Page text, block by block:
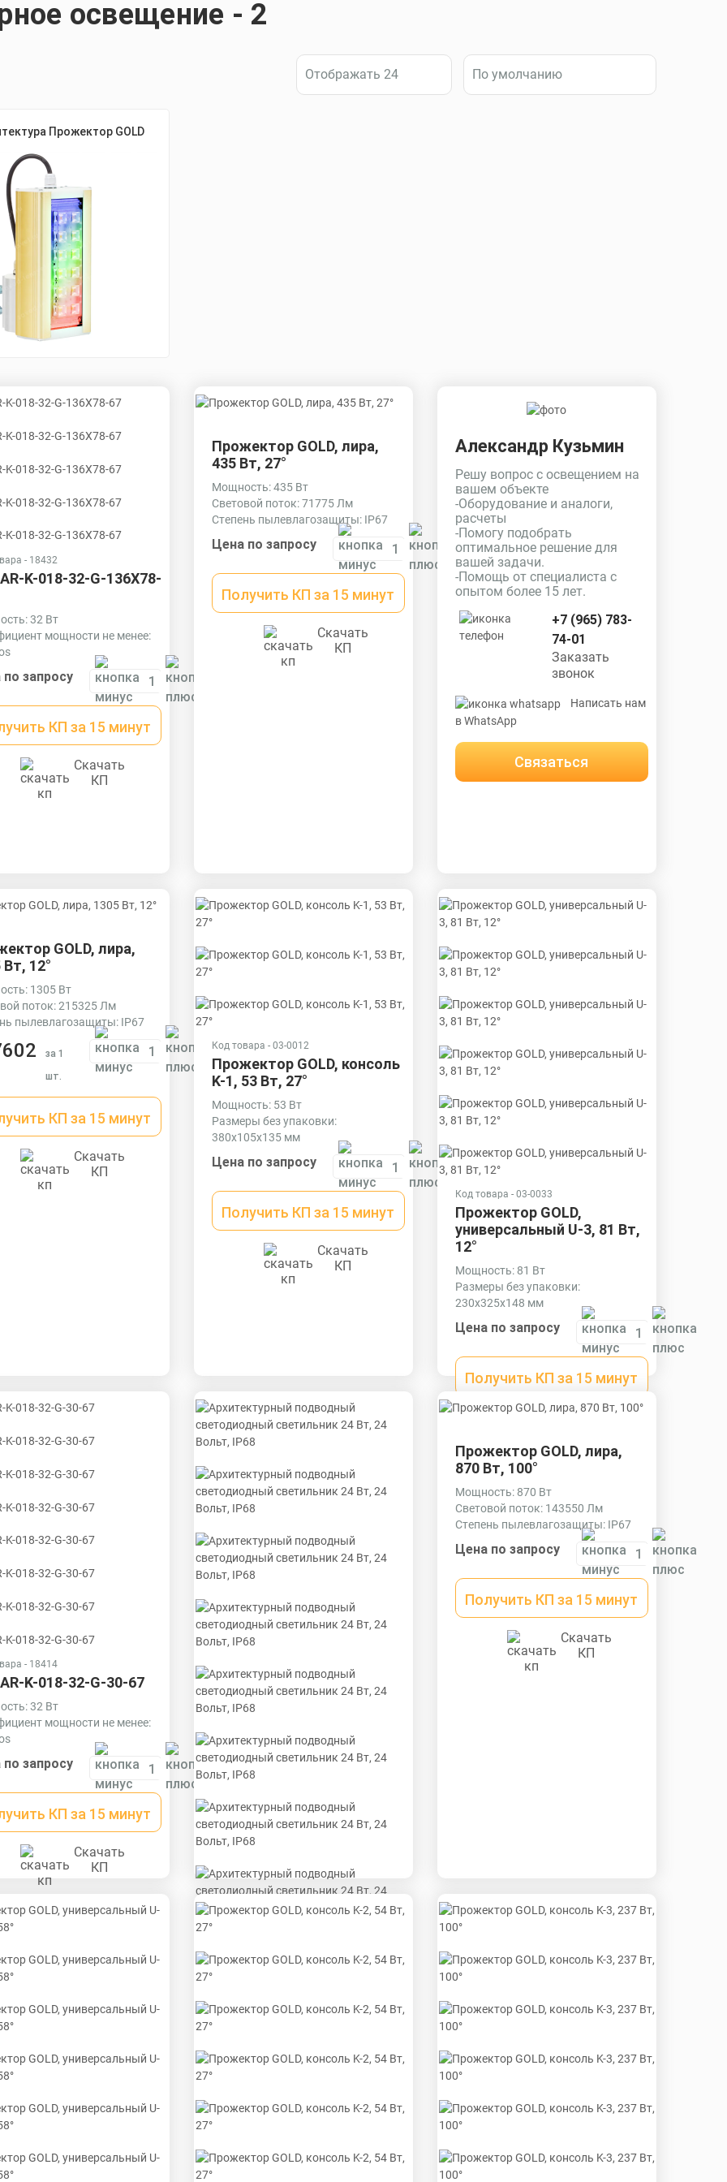
освещение - 2
Прожектор GOLD
- 18432
K-018-32-G-136X78-
32 Вт
мощности не менее:
алюминиевый
(анодированный),
с силиконовой
запросу
КП за 15 минут
Скачать
КП
Прожектор GOLD, лира,
435 Вт, 27°
Мощность: 435 Вт
Световой поток: 71775 Лм
Степень пылевлагозащиты: IP67
Цена по запросу
Получить КП за 15 минут
Скачать
КП
Александр Кузьмин
Решу вопрос с освещением на
вашем объекте
-Оборудование и аналоги,
расчеты
-Помогу подобрать
оптимальное решение для
вашей задачи.
-Помощь от специалиста с
опытом более 15 лет.
+7 (965) 783-
74-01
Заказать
звонок
Написать нам
в WhatsApp
Связаться
GOLD, лира,
Вт, 12°
1305 Вт
поток: 215325 Лм
пылевлагозащиты: IP67
за 1
шт.
КП за 15 минут
Скачать
КП
Код товара - 03-0012
Прожектор GOLD, консоль
K-1, 53 Вт, 27°
Мощность: 53 Вт
Размеры без упаковки:
380x105x135 мм
Размеры в упаковке: 410x115x140
мм
Цена по запросу
Получить КП за 15 минут
Скачать
КП
Код товара - 03-0033
Прожектор GOLD,
универсальный U-3, 81 Вт,
12°
Мощность: 81 Вт
Размеры без упаковки:
230x325x148 мм
Размеры в упаковке: 250x340x140
мм
Цена по запросу
Получить КП за 15 минут
Скачать
- 18414
K-018-32-G-30-67
32 Вт
мощности не менее:
алюминиевый
(анодированный),
с силиконовой
запросу
КП за 15 минут
Скачать
КП
Прожектор GOLD, лира,
870 Вт, 100°
Мощность: 870 Вт
Световой поток: 143550 Лм
Степень пылевлагозащиты: IP67
Цена по запросу
Получить КП за 15 минут
Скачать
КП